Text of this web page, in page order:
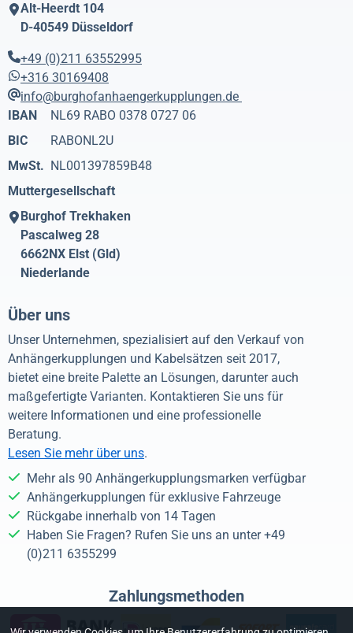
Alt-Heerdt 104
D-40549 Düsseldorf
+49 (0)211 63552995
+316 30169408
info@burghofanhaengerkupplungen.de
IBAN
NL69 RABO 0378 0727 06
BIC
RABONL2U
MwSt. NL001397859B48
Muttergesellschaft
Burghof Trekhaken
Pascalweg 28
6662NX Elst (Gld)
Niederlande
Über uns
Unser Unternehmen, spezialisiert auf den Verkauf von
Anhängerkupplungen und Kabelsätzen seit 2017,
bietet eine breite Palette an Lösungen, darunter auch
maßgefertigte Varianten. Kontaktieren Sie uns für
weitere Informationen und eine professionelle
Beratung.
Lesen Sie mehr über uns.
Mehr als 90 Anhängerkupplungsmarken verfügbar
Anhängerkupplungen für exklusive Fahrzeuge
Rückgabe innerhalb von 14 Tagen
Haben Sie Fragen? Rufen Sie uns an unter +49
(0)211 6355299
Zahlungsmethoden